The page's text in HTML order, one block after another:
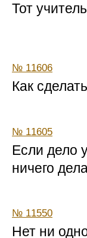
Тот
№ 11606
Как
№ 11605
Если дело
ничего
№ 11550
Нет ни